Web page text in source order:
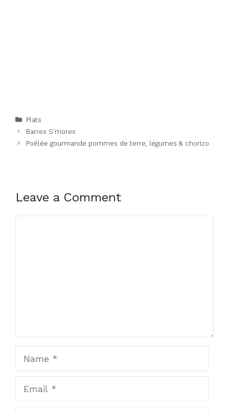
Categories
Plats
Barres S’mores
Poêlée gourmande pommes de terre, légumes & chorizo
Leave a Comment